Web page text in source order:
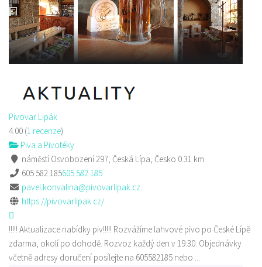
Pivovar Lipák
4.00 (1 recenze)
Piva a Pivotéky
náměstí Osvobození 297, Česká Lípa, Česko 0.31 km
605 582 185605 582 185
pavel.konvalina@pivovarlipak.cz
https://pivovarlipak.cz/
!!!!! Aktualizace nabídky piv!!!!! Rozvážíme lahvové pivo po České Lípě
zdarma, okolí po dohodě. Rozvoz každý den v 19:30. Objednávky
včetně adresy doručení posílejte na 605582185 nebo ...